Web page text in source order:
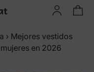
› Mejores vestidos
en 2026